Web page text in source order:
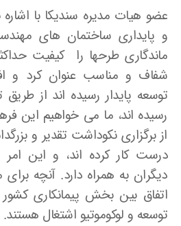
عضو هیات مدیره سندیکا با اشاره
و پایداری ساختمان­ های
ماندگاری طرحها را کیفیت
شفاف و مناسب عنوان کرد و
توسعه پایدار رسیده­ اند از
رسیده­ اند، ما می­ خواهیم این
از برگزاری نکوداشت تقدیر و
درست کار کرده ­اند، و این امر
دیگران به همراه دارد. آنچه
اتفاق بین بخش پیمانکاری
توسعه و لوکوموتیو اشتغال هستند.